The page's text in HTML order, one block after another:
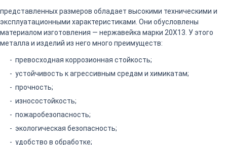
представленных размеров обладает высокими техническими и
эксплуатационными характеристиками. Они обусловлены
материалом изготовления — нержавейка марки 20Х13. У этого
металла и изделий из него много преимуществ:
превосходная коррозионная стойкость;
устойчивость к агрессивным средам и химикатам;
прочность;
износостойкость;
пожаробезопасность;
экологическая безопасность;
удобство в обработке;